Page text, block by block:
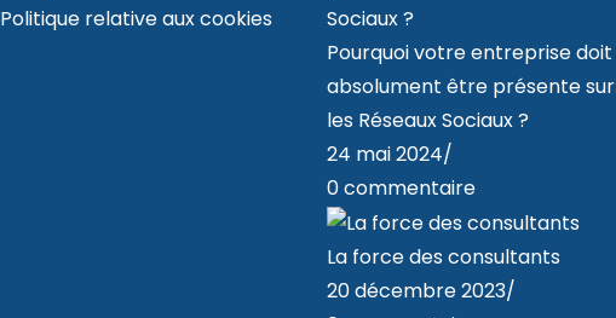
Politique relative aux cookies
Pourquoi votre entreprise doit
absolument être présente sur
les Réseaux Sociaux ?
24 mai 2024/
0 commentaire
La force des consultants
20 décembre 2023/